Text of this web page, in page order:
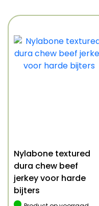
Nylabone textured
dura chew beef
jerkey voor harde
bijters